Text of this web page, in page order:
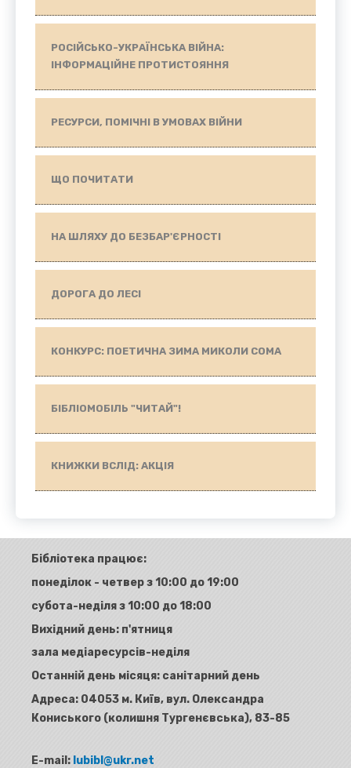
РОСІЙСЬКО-УКРАЇНСЬКА ВІЙНА:
ІНФОРМАЦІЙНЕ ПРОТИСТОЯННЯ
РЕСУРСИ, ПОМІЧНІ В УМОВАХ ВІЙНИ
ЩО ПОЧИТАТИ
НА ШЛЯХУ ДО БЕЗБАР'ЄРНОСТІ
ДОРОГА ДО ЛЕСІ
КОНКУРС: ПОЕТИЧНА ЗИМА МИКОЛИ СОМА
БІБЛІОМОБІЛЬ "ЧИТАЙ"!
КНИЖКИ ВСЛІД: АКЦІЯ
Бібліотека працює:
понеділок - четвер з 10:00 до 19:00
субота-неділя з 10:00 до 18:00
Вихідний день: п'ятниця
зала медіаресурсів-неділя
Останній день місяця: санітарний день
Адреса: 04053 м. Київ, вул. Олександра
Кониського (колишня Тургенєвська), 83-85
E-mail: lubibl@ukr.net